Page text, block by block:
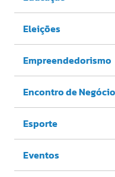
Eleições
Empreendedorismo
Encontro de
Esporte
Eventos